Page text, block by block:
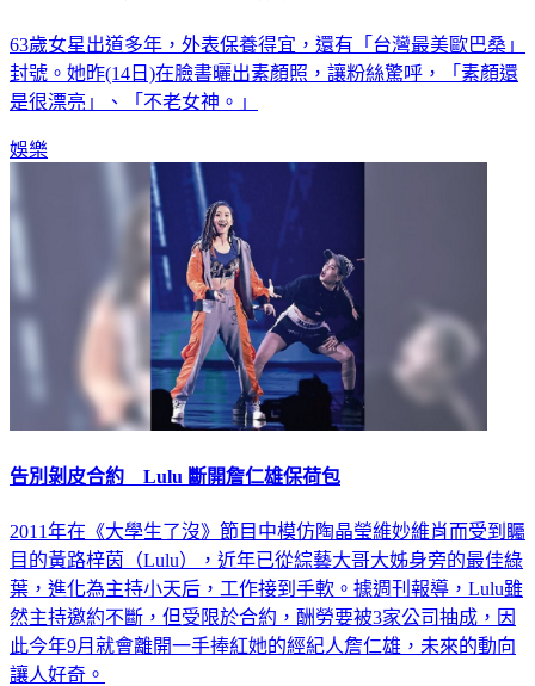
63歲女星出道多年，外表保養得宜，還有「台灣最美歐巴桑」
封號。她昨(14日)在臉書曬出素顏照，讓粉絲驚呼，「素顏還
是很漂亮」、「不老女神。」
娛樂
告別剝皮合約 Lulu 斷開詹仁雄保荷包
2011年在《大學生了沒》節目中模仿陶晶瑩維妙維肖而受到矚
目的黃路梓茵（Lulu），近年已從綜藝大哥大姊身旁的最佳綠
葉，進化為主持小天后，工作接到手軟。據週刊報導，Lulu雖
然主持邀約不斷，但受限於合約，酬勞要被3家公司抽成，因
此今年9月就會離開一手捧紅她的經紀人詹仁雄，未來的動向
讓人好奇。